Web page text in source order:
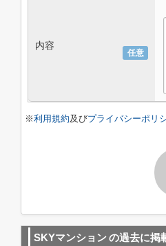
任意
内容
※利用規約及びプライバシーポリ
SKYマンションの過去に掲